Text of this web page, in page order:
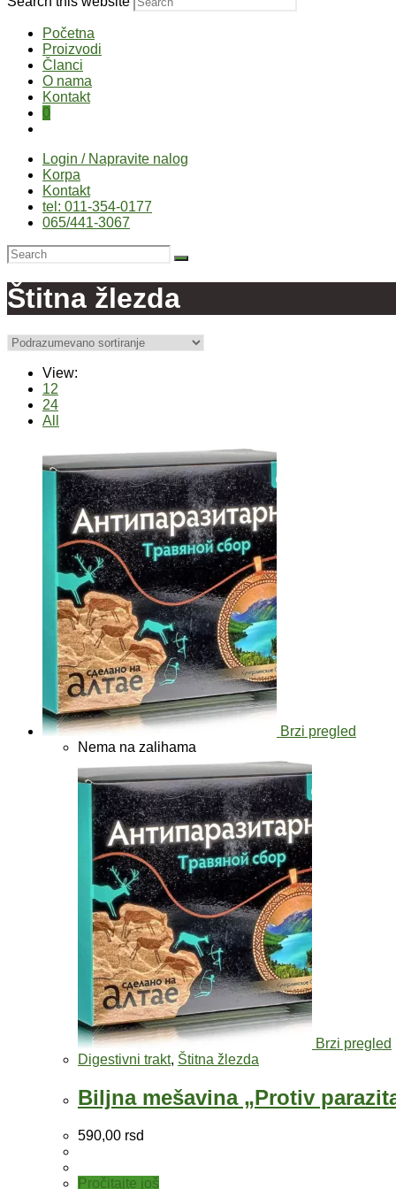
Početna
Proizvodi
Članci
O nama
Kontakt
0
Login / Napravite nalog
Korpa
Kontakt
tel: 011-354-0177
065/441-3067
Štitna žlezda
View:
12
24
All
Brzi pregled
Nema na zalihama
Brzi pregled
Digestivni trakt, Štitna žlezda
Biljna mešavina „Protiv
590,00 rsd
Pročitajte još